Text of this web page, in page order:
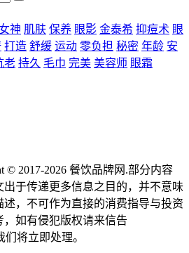
女神 肌肤 保养 眼影 金泰希 抑痘术 眼
打造 舒缓 运动 零负担 秘密 年龄 安
老 持久 毛巾 完美 美容师 眼霜
© 2017-2026 餐饮品牌网 .部分内容
于传递更多信息之目的，并不意味
，不可作为直接的消费指导与投资
如有侵犯版权请来信告
们将立即处理。